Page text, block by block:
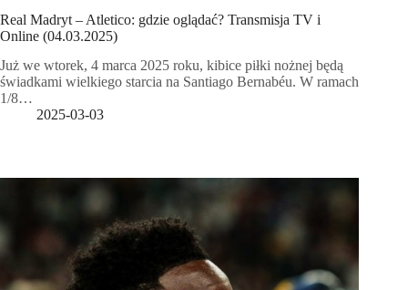
Real Madryt – Atletico: gdzie oglądać? Transmisja TV i
Online (04.03.2025)
Już we wtorek, 4 marca 2025 roku, kibice piłki nożnej będą
świadkami wielkiego starcia na Santiago Bernabéu. W ramach
1/8…
2025-03-03